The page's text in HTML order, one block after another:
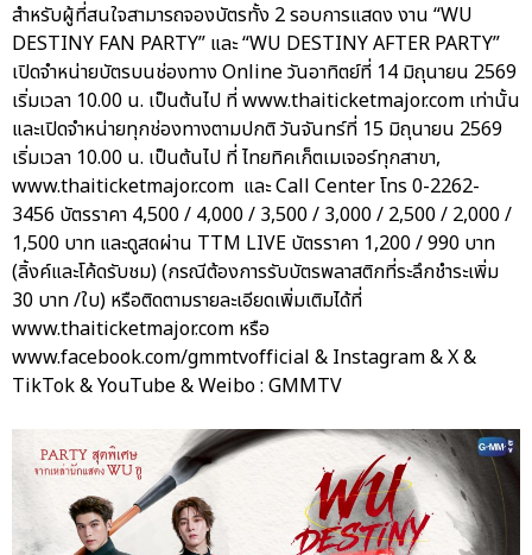
สำหรับผู้ที่สนใจสามารถจองบัตรทั้ง 2 รอบการแสดง งาน “WU
DESTINY FAN PARTY” และ “WU DESTINY AFTER PARTY”
เปิดจำหน่ายบัตรบนช่องทาง Online วันอาทิตย์ที่ 14 มิถุนายน 2569
เริ่มเวลา 10.00 น. เป็นต้นไป ที่ www.thaiticketmajor.com เท่านั้น
และเปิดจำหน่ายทุกช่องทางตามปกติ วันจันทร์ที่ 15 มิถุนายน 2569
เริ่มเวลา 10.00 น. เป็นต้นไป ที่ ไทยทิคเก็ตเมเจอร์ทุกสาขา,
www.thaiticketmajor.com และ Call Center โทร 0-2262-
3456 บัตรราคา 4,500 / 4,000 / 3,500 / 3,000 / 2,500 / 2,000 /
1,500 บาท และดูสดผ่าน TTM LIVE บัตรราคา 1,200 / 990 บาท
(ลิ้งค์และโค้ดรับชม) (กรณีต้องการรับบัตรพลาสติกที่ระลึกชำระเพิ่ม
30 บาท /ใบ) หรือติดตามรายละเอียดเพิ่มเติมได้ที่
www.thaiticketmajor.com หรือ
www.facebook.com/gmmtvofficial & Instagram & X &
TikTok & YouTube & Weibo : GMMTV